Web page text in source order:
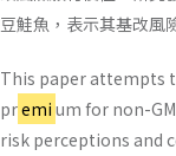
豆鮭魚，表示其基改風
This paper attempts
premi um for non-
risk perceptions and